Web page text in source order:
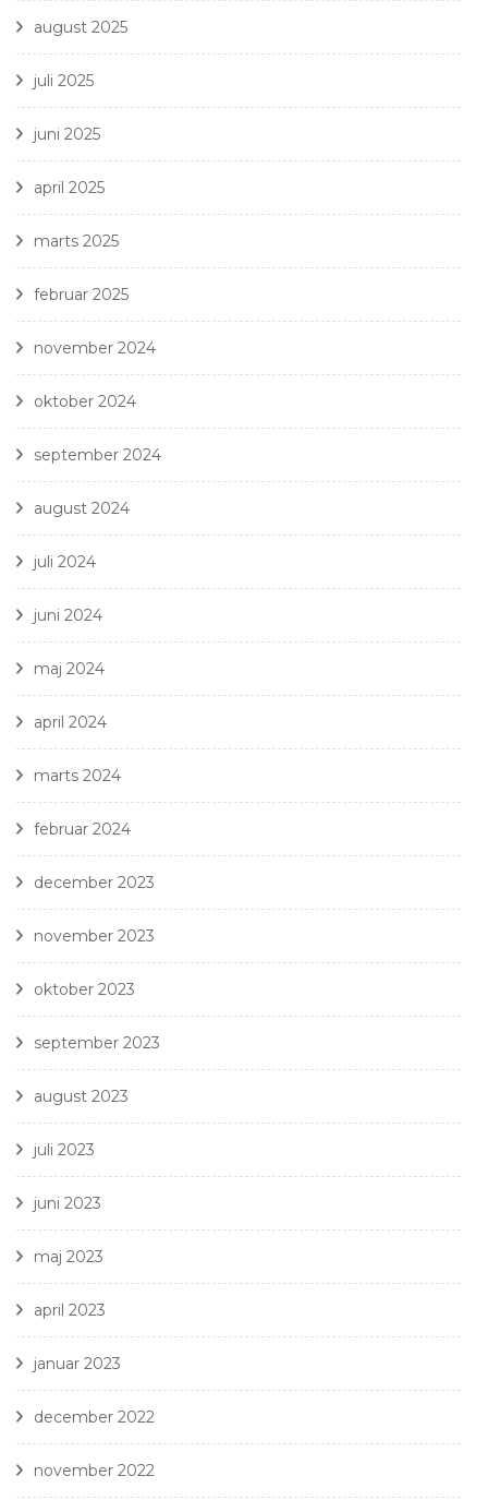
august 2025
juli 2025
juni 2025
april 2025
marts 2025
februar 2025
november 2024
oktober 2024
september 2024
august 2024
juli 2024
juni 2024
maj 2024
april 2024
marts 2024
februar 2024
december 2023
november 2023
oktober 2023
september 2023
august 2023
juli 2023
juni 2023
maj 2023
april 2023
januar 2023
december 2022
november 2022